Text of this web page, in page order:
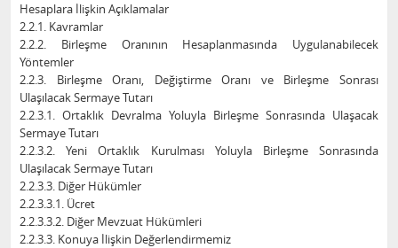
Hesaplara İlişkin Açıklamalar
2.2.1. Kavramlar
2.2.2. Birleşme Oranının Hesaplanmasında Uygulanabilecek
Yöntemler
2.2.3. Birleşme Oranı, Değiştirme Oranı ve Birleşme Sonrası
Ulaşılacak Sermaye Tutarı
2.2.3.1. Ortaklık Devralma Yoluyla Birleşme Sonrasında Ulaşacak
Sermaye Tutarı
2.2.3.2. Yeni Ortaklık Kurulması Yoluyla Birleşme Sonrasında
Ulaşılacak Sermaye Tutarı
2.2.3.3. Diğer Hükümler
2.2.3.3.1. Ücret
2.2.3.3.2. Diğer Mevzuat Hükümleri
2.2.3.3. Konuya İlişkin Değerlendirmemiz